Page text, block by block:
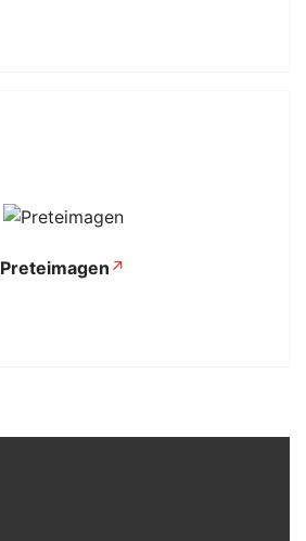
Preteimagen ↗
Se abre en una pestaña